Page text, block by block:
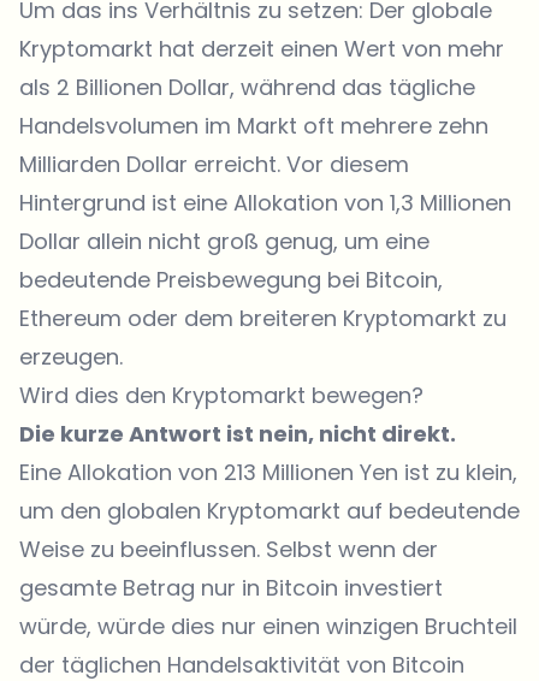
Um das ins Verhältnis zu setzen: Der globale
Kryptomarkt hat derzeit einen Wert von mehr
als 2 Billionen Dollar, während das tägliche
Handelsvolumen im Markt oft mehrere zehn
Milliarden Dollar erreicht. Vor diesem
Hintergrund ist eine Allokation von 1,3 Millionen
Dollar allein nicht groß genug, um eine
bedeutende Preisbewegung bei Bitcoin,
Ethereum oder dem breiteren Kryptomarkt zu
erzeugen.
Wird dies den Kryptomarkt bewegen?
Die kurze Antwort ist nein, nicht direkt.
Eine Allokation von 213 Millionen Yen ist zu klein,
um den globalen Kryptomarkt auf bedeutende
Weise zu beeinflussen. Selbst wenn der
gesamte Betrag nur in Bitcoin investiert
würde, würde dies nur einen winzigen Bruchteil
der täglichen Handelsaktivität von Bitcoin